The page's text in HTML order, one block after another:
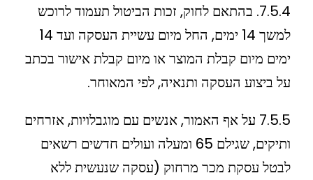
7.5.4. בהתאם לחוק, זכות הביטול תעמוד לרוכש
למשך 14 ימים, החל מיום עשיית העסקה ועד 14
ימים מיום קבלת המוצר או מיום קבלת אישור בכתב
על ביצוע העסקה ותנאיה, לפי המאוחר.
7.5.5 על אף האמור, אנשים עם מוגבלויות, אזרחים
ותיקים, שגילם 65 ומעלה ועולים חדשים רשאים
לבטל עסקת מכר מרחוק (עסקה שנעשית ללא